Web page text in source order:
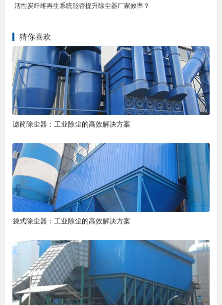
活性炭纤维再生系统能否提升除尘器厂家效率？
猜你喜欢
滤筒除尘器：工业除尘的高效解决方案
袋式除尘器：工业除尘的高效解决方案